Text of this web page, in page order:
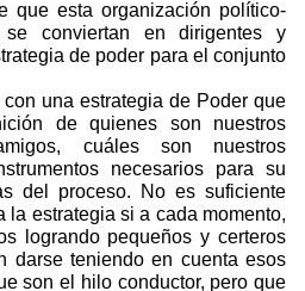
que esta organización político-
conviertan en dirigentes y
de poder para el conjunto
una estrategia de Poder que
de quienes son nuestros
cuáles son nuestros
necesarios para su
del proceso. No es suficiente
la estrategia si a cada momento,
logrando pequeños y certeros
darse teniendo en cuenta esos
son el hilo conductor, pero que